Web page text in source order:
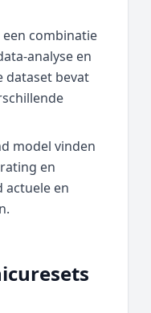
een combinatie
en
dataset bevat
model vinden
en
actuele en